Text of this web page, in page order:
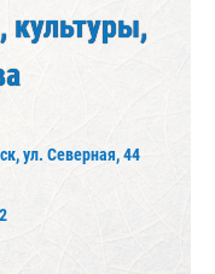
культуры,
ул. Северная, 44